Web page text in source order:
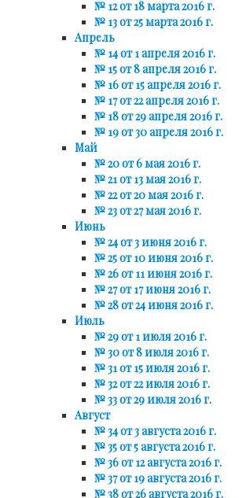
№ 12 от 18 марта 2016 г.
№ 13 от 25 марта 2016 г.
Апрель
№ 14 от 1 апреля 2016 г.
№ 15 от 8 апреля 2016 г.
№ 16 от 15 апреля 2016 г.
№ 17 от 22 апреля 2016 г.
№ 18 от 29 апреля 2016 г.
№ 19 от 30 апреля 2016 г.
Май
№ 20 от 6 мая 2016 г.
№ 21 от 13 мая 2016 г.
№ 22 от 20 мая 2016 г.
№ 23 от 27 мая 2016 г.
Июнь
№ 24 от 3 июня 2016 г.
№ 25 от 10 июня 2016 г.
№ 26 от 11 июня 2016 г.
№ 27 от 17 июня 2016 г.
№ 28 от 24 июня 2016 г.
Июль
№ 29 от 1 июля 2016 г.
№ 30 от 8 июля 2016 г.
№ 31 от 15 июля 2016 г.
№ 32 от 22 июля 2016 г.
№ 33 от 29 июля 2016 г.
Август
№ 34 от 3 августа 2016 г.
№ 35 от 5 августа 2016 г.
№ 36 от 12 августа 2016 г.
№ 37 от 19 августа 2016 г.
№ 38 от 26 августа 2016 г.